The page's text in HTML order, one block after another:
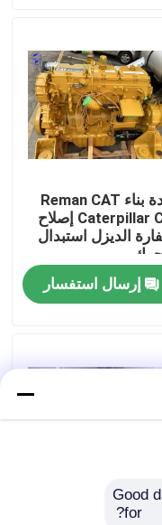
إعادة بناء Reman CAT
Caterpillar C15 إصلاح
الديزل استبدال
إرسال استفسار
Good
for?